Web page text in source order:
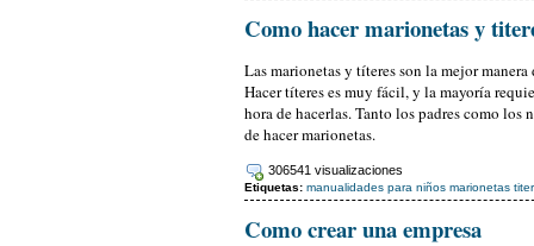
Como hacer marionetas y
Las marionetas y títeres son la mejor
Hacer títeres es muy fácil, y la mayoría
hora de hacerlas. Tanto los padres como los
de hacer marionetas.
306541 visualizaciones
Etiquetas: manualidades para niños marionetas
Como crear una empresa